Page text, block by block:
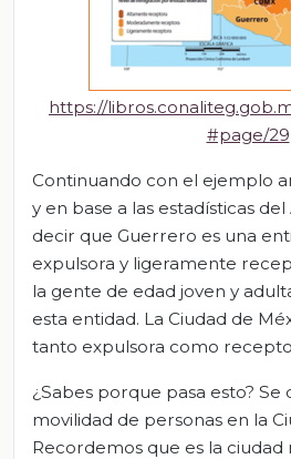
https://
#page/29
Continuando con el ejemplo
y en base a las estadísticas
decir que Guerrero es una
expulsora y ligeramente
la gente de edad joven y
esta entidad. La Ciudad de
tanto expulsora como
¿Sabes porque pasa esto? Se
movilidad de personas en la
Recordemos que es la ciudad